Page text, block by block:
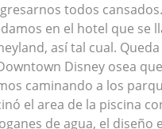
todos
en el hotel que se
así tal cual.
Disney osea
caminando a los
el area de la piscina
de agua, el diseño